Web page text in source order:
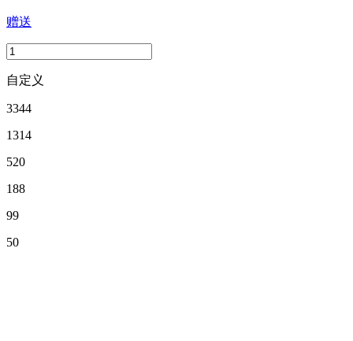
赠送
自定义
3344
1314
520
188
99
50